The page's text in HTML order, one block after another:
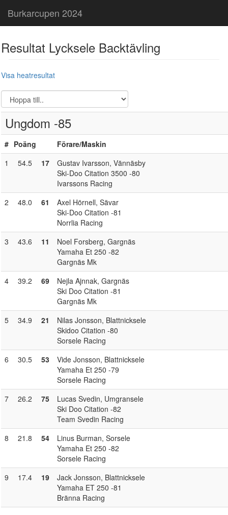
Burkarcupen 2024
Resultat Lycksele Backtävling
Visa heatresultat
Ungdom -85
# Poäng Förare/Maskin
1
54.5 17 Gustav Ivarsson, Vännäsby
Ski-Doo Citation 3500 -80
Ivarssons Racing
2
48.0 61 Axel Hörnell, Sävar
Ski-Doo Citation -81
Norrlia Racing
3
43.6 11 Noel Forsberg, Gargnäs
Yamaha Et 250 -82
Gargnäs Mk
4
39.2 69 Nejla Ajnnak, Gargnäs
Ski Doo Citation -81
Gargnäs Mk
5
34.9 21 Nilas Jonsson, Blattnicksele
Skidoo Citation -80
Sorsele Racing
6
30.5 53 Vide Jonsson, Blattnicksele
Yamaha Et 250 -79
Sorsele Racing
7
26.2 75 Lucas Svedin, Umgransele
Ski Doo Citation -82
Team Svedin Racing
8
21.8 54 Linus Burman, Sorsele
Yamaha Et 250 -82
Sorsele Racing
9
17.4 19 Jack Jonsson, Blattnicksele
Yamaha ET 250 -81
Bränna Racing